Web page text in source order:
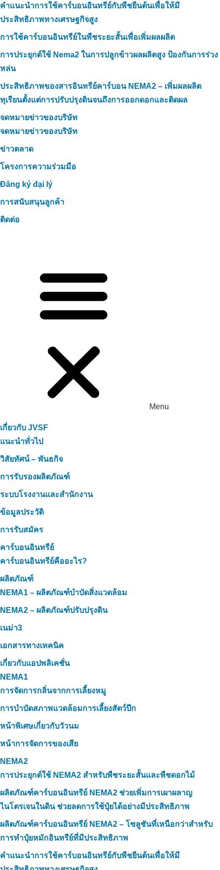
คำแนะนำการใช้คาร์บอนอินทรีย์กับพืชยืนต้นเพื่อให้มี
ประสิทธิภาพทางเศรษฐกิจสูง
การใช้คาร์บอนอินทรีย์ในพืชระยะสั้นเพื่อเพิ่มผลผลิต
การประยุกต์ใช้ Nema2 ในการปลูกข้าวผลผลิตสูง ป้องกันการร่วง
หล่น
ประสิทธิภาพของสารอินทรีย์คาร์บอน NEMA2 – เพิ่มผลผลิต
ทุเรียนตั้งแต่การปรับปรุงดินจนถึงการออกดอกและติดผล
จดหมายข่าวของบริษัท
จดหมายข่าวของบริษัท
ข่าวตลาด
โครงการความร่วมมือ
Đăng ký đại lý
การสนับสนุนลูกค้า
ติดต่อ
Menu
เกี่ยวกับ JVSF
แนะนำทั่วไป
วิสัยทัศน์ – พันธกิจ
การรับรองผลิตภัณฑ์
ระบบโรงงานและสำนักงาน
ข้อมูลประวัติ
การรับสมัคร
คาร์บอนอินทรีย์
คาร์บอนอินทรีย์คืออะไร?
ผลิตภัณฑ์
NEMA1 – ผลิตภัณฑ์บำบัดสิ่งแวดล้อม
NEMA2 – ผลิตภัณฑ์ปรับปรุงดิน
เนม่า3
เอกสารทางเทคนิค
เกี่ยวกับแอปพลิเคชั่น
NEMA1
การจัดการกลิ่นจากการเลี้ยงหมู
การบำบัดสภาพแวดล้อมการเลี้ยงสัตว์ปีก
หน้าพิเศษเกี่ยวกับวัวนม
หน้าการจัดการของเสีย
NEMA2
การประยุกต์ใช้ NEMA2 สำหรับพืชระยะสั้นและพืชดอกไม้
ผลิตภัณฑ์คาร์บอนอินทรีย์ NEMA2 ช่วยเพิ่มการเผาผลาญ
ไนโตรเจนในดิน ช่วยลดการใช้ปุ๋ยได้อย่างมีประสิทธิภาพ
ผลิตภัณฑ์คาร์บอนอินทรีย์ NEMA2 – โซลูชันที่เหนือกว่าสำหรับ
การทำปุ๋ยหมักอินทรีย์ที่มีประสิทธิภาพ
คำแนะนำการใช้คาร์บอนอินทรีย์กับพืชยืนต้นเพื่อให้มี